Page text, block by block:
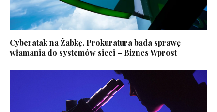
Cyberatak na Żabkę. Prokuratura bada sprawę
włamania do systemów sieci – Biznes Wprost